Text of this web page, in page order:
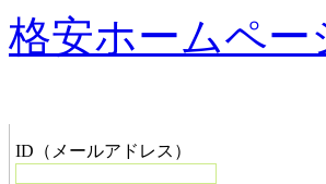
格安ホームペー
ID（メールアドレス）